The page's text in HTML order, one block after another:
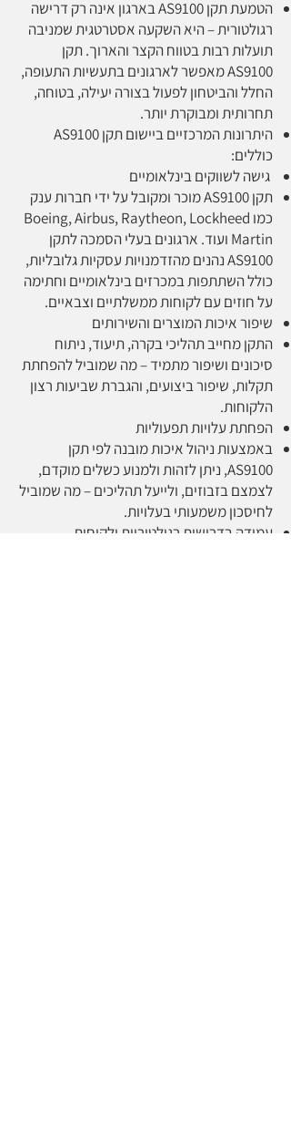
הטמעת תקן AS9100 בארגון אינה רק דרישה
רגולטורית – היא השקעה אסטרטגית שמניבה
תועלות רבות בטווח הקצר והארוך. תקן
AS9100 מאפשר לארגונים בתעשיות התעופה,
החלל והביטחון לפעול בצורה יעילה, בטוחה,
תחרותית ומבוקרת יותר.
היתרונות המרכזיים ביישום תקן AS9100
כוללים:
גישה לשווקים בינלאומיים
תקן AS9100 מוכר ומקובל על ידי חברות ענק
כמו Boeing, Airbus, Raytheon, Lockheed
Martin ועוד. ארגונים בעלי הסמכה לתקן
AS9100 נהנים מהזדמנויות עסקיות גלובליות,
כולל השתתפות במכרזים בינלאומיים וחתימה
על חוזים עם לקוחות ממשלתיים וצבאיים.
שיפור איכות המוצרים והשירותים
התקן מחייב תהליכי בקרה, תיעוד, ניתוח
סיכונים ושיפור מתמיד – מה שמוביל להפחתת
תקלות, שיפור ביצועים, והגברת שביעות רצון
הלקוחות.
הפחתת עלויות תפעוליות
באמצעות ניהול איכות מובנה לפי תקן
AS9100, ניתן לזהות ולמנוע כשלים מוקדם,
לצמצם בזבוזים, ולייעל תהליכים – מה שמוביל
לחיסכון משמעותי בעלויות.
עמידה בדרישות רגולטוריות ולקוחות